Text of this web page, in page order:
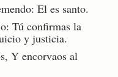
El es santo.
Tú confirmas la
y justicia.
Y encorvaos al